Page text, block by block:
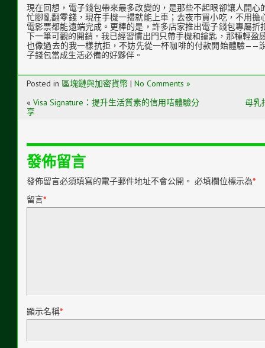
現在回想，電子錢包帶來最多改變的，是那些不起眼卻讓人開
忙腳亂翻零錢，現在手機一掃就能上車；去夜市買小吃，不用
電影票都能遠端完成。更棒的是，許多店家推出電子錢包專屬
下一筆可觀的開銷。我已經習慣出門只帶手機和鑰匙，那種輕盈
也像過去的我一樣抗拒，不妨先從一杯咖啡的付款開始體驗——
子錢包當成生活必備的好夥伴。
Posted in 區塊鏈與加密貨幣 | No Comments »
« Visa Signature：提升生活質素的信用咭體驗分
享
母乳
發佈留言
發佈留言必須填寫的電子郵件地址不會公開。 必填欄位標示為*
留言*
顯示名稱*